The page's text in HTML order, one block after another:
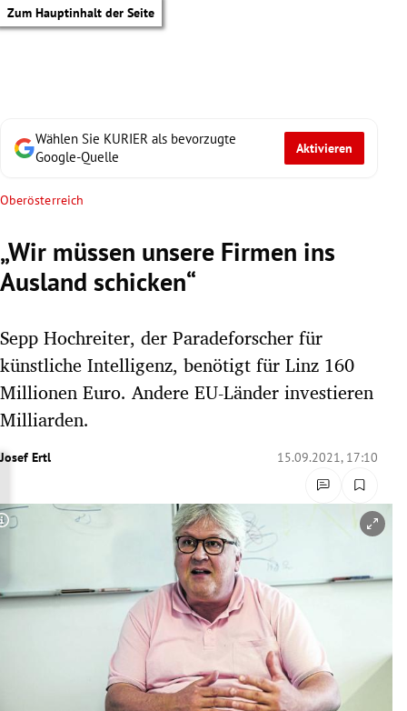
Zum Hauptinhalt der Seite
Untermenü
Untermenü
Untermenü
Untermenü
Wählen Sie KURIER als bevorzugte
Google-Quelle
Aktivieren
Oberösterreich
„Wir müssen unsere Firmen ins
Ausland schicken“
Sepp Hochreiter, der Paradeforscher für
künstliche Intelligenz, benötigt für Linz 160
Millionen Euro. Andere EU-Länder investieren
Milliarden.
Josef Ertl 15.09.2021, 17:10
Copyright-Hinweis öffnen/schließen